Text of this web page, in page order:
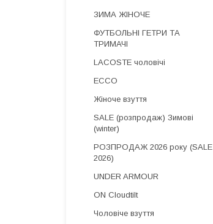
ЗИМА ЖІНОЧЕ
ФУТБОЛЬНІ ГЕТРИ ТА
ТРИМАЧІ
LACOSTE чоловічі
ECCO
Жіноче взуття
SALE (розпродаж) Зимові
(winter)
РОЗПРОДАЖ 2026 року (SALE
2026)
UNDER ARMOUR
ON Cloudtilt
Чоловіче взуття